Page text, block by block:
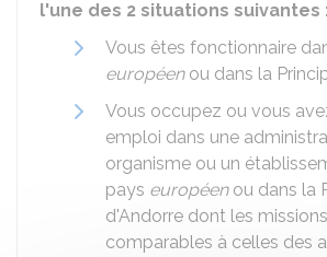
l'une des 2 situations suivantes :
Vous êtes fonctionnaire
européenou dans la
Vous occupez ou vous
emploi dans une
organisme ou un
pays européenou dans la
d'Andorre dont les
comparables à celles des